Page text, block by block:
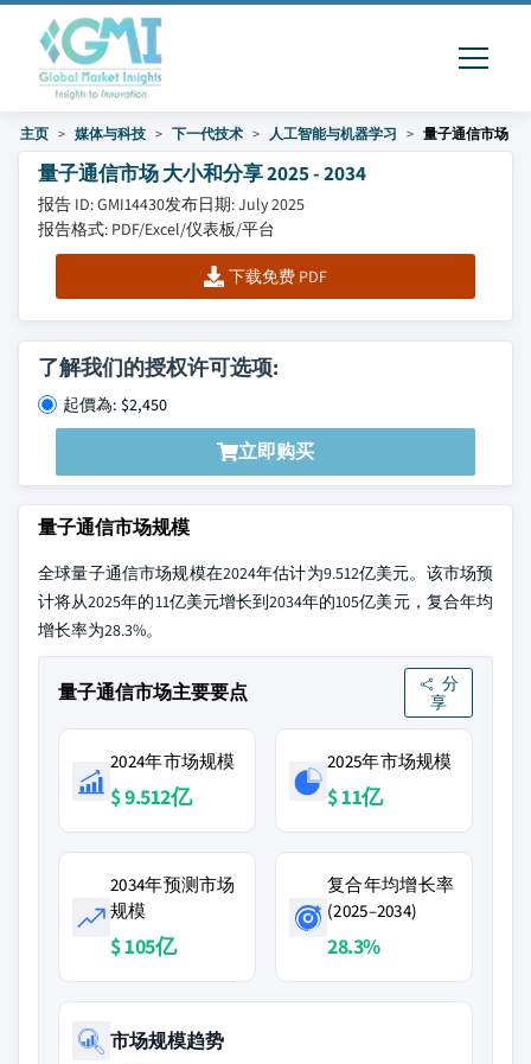
主页 媒体与科技 下一代技术 人工智能与机器学习 量子通信市场
量子通信市场 大小和分享 2025 - 2034
报告 ID: GMI14430发布日期: July 2025
报告格式: PDF/Excel/仪表板/平台
下载免费 PDF
了解我们的授权许可选项:
起價為: $2,450
立即购买
量子通信市场规模
全球量子通信市场规模在2024年估计为9.512亿美元。该市场预
计将从2025年的11亿美元增长到2034年的105亿美元，复合年均
增长率为28.3%。
量子通信市场主要要点
分
享
2024年市场规模
$ 9.512亿
2025年市场规模
$ 11亿
2034年预测市场
规模
$ 105亿
复合年均增长率
(2025–2034)
28.3%
市场规模趋势